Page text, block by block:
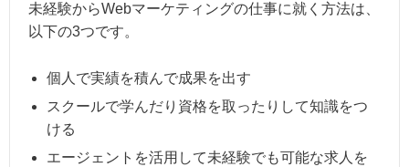
未経験からWebマーケティングの仕事に就く方法は、
以下の3つです。
個人で実績を積んで成果を出す
スクールで学んだり資格を取ったりして知識をつ
ける
エージェントを活用して未経験でも可能な求人を